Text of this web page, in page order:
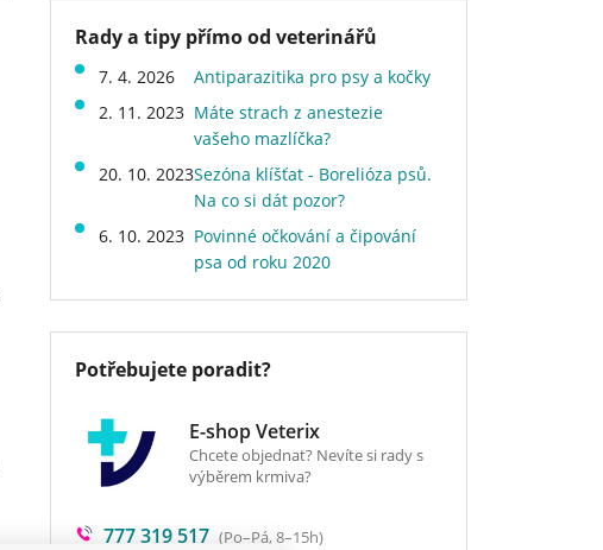
Rady a tipy přímo od veterinářů
7. 4. 2026
Antiparazitika pro psy a kočky
2. 11. 2023 Máte strach z anestezie
vašeho mazlíčka?
20. 10. 2023Sezóna klíšťat - Borelióza psů.
Na co si dát pozor?
6. 10. 2023 Povinné očkování a čipování
psa od roku 2020
Potřebujete poradit?
E-shop Veterix
Chcete objednat? Nevíte si rady s
výběrem krmiva?
777 319 517 (Po–Pá, 8–15h)